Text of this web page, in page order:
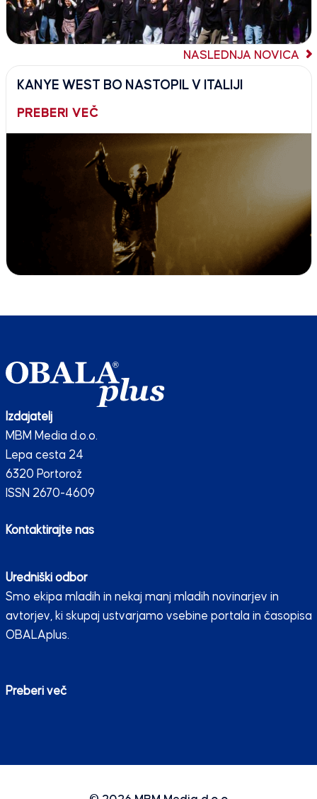
NASLEDNJA NOVICA
KANYE WEST BO NASTOPIL V ITALIJI
PREBERI VEČ
Izdajatelj
MBM Media d.o.o.
Lepa cesta 24
6320 Portorož
ISSN 2670-4609
Kontaktirajte nas
Uredniški odbor
Smo ekipa mladih in nekaj manj mladih novinarjev in
avtorjev, ki skupaj ustvarjamo vsebine portala in časopisa
OBALAplus.
Preberi več